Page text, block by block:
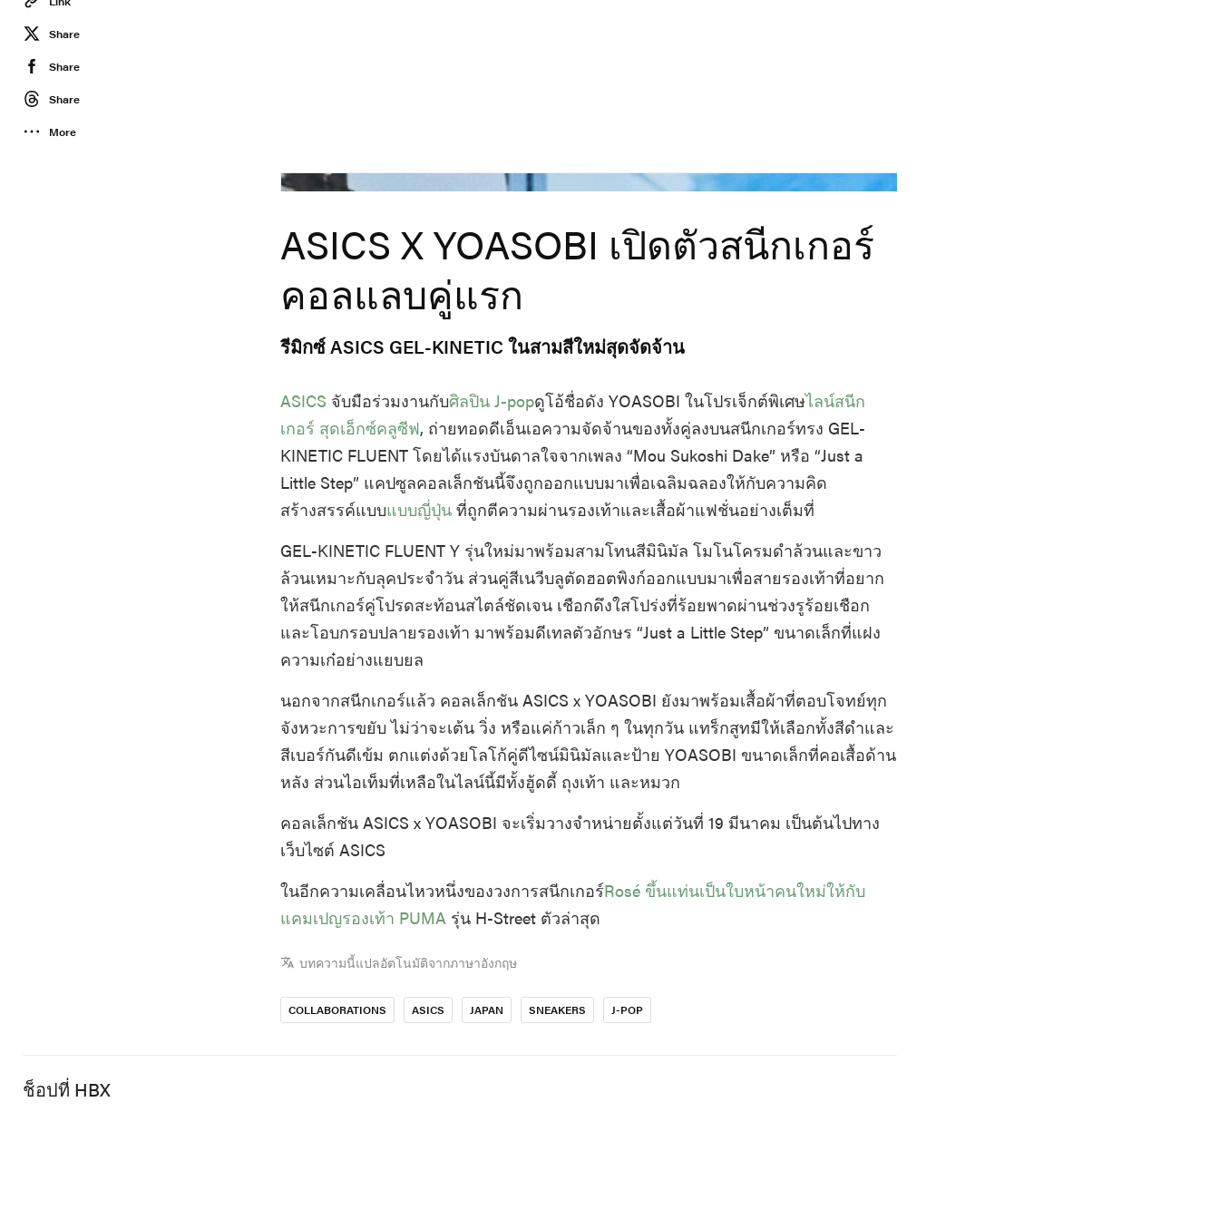
Share
Share
Share
More
Asics
ASICS X YOASOBI เปิดตัวสนีกเกอร์
คอลแลบคู่แรก
รีมิกซ์ ASICS GEL-KINETIC ในสามสีใหม่สุดจัดจ้าน
ASICS จับมือร่วมงานกับศิลปิน J-popดูโอ้ชื่อดัง YOASOBI ในโปรเจ็กต์พิเศษไลน์สนีก
เกอร์ สุดเอ็กซ์คลูซีฟ, ถ่ายทอดดีเอ็นเอความจัดจ้านของทั้งคู่ลงบนสนีกเกอร์ทรง GEL-
KINETIC FLUENT โดยได้แรงบันดาลใจจากเพลง “Mou Sukoshi Dake” หรือ “Just a
Little Step” แคปซูลคอลเล็กชันนี้จึงถูกออกแบบมาเพื่อเฉลิมฉลองให้กับความคิด
สร้างสรรค์แบบแบบญี่ปุ่น ที่ถูกตีความผ่านรองเท้าและเสื้อผ้าแฟชั่นอย่างเต็มที่
GEL-KINETIC FLUENT Y รุ่นใหม่มาพร้อมสามโทนสีมินิมัล โมโนโครมดำล้วนและขาว
ล้วนเหมาะกับลุคประจำวัน ส่วนคู่สีเนวีบลูตัดฮอตพิงก์ออกแบบมาเพื่อสายรองเท้าที่อยาก
ให้สนีกเกอร์คู่โปรดสะท้อนสไตล์ชัดเจน เชือกดึงใสโปร่งที่ร้อยพาดผ่านช่วงรูร้อยเชือก
และโอบกรอบปลายรองเท้า มาพร้อมดีเทลตัวอักษร “Just a Little Step” ขนาดเล็กที่แฝง
ความเก๋อย่างแยบยล
นอกจากสนีกเกอร์แล้ว คอลเล็กชัน ASICS x YOASOBI ยังมาพร้อมเสื้อผ้าที่ตอบโจทย์ทุก
จังหวะการขยับ ไม่ว่าจะเต้น วิ่ง หรือแค่ก้าวเล็ก ๆ ในทุกวัน แทร็กสูทมีให้เลือกทั้งสีดำและ
สีเบอร์กันดีเข้ม ตกแต่งด้วยโลโก้คู่ดีไซน์มินิมัลและป้าย YOASOBI ขนาดเล็กที่คอเสื้อด้าน
หลัง ส่วนไอเท็มที่เหลือในไลน์นี้มีทั้งฮู้ดดี้ ถุงเท้า และหมวก
คอลเล็กชัน ASICS x YOASOBI จะเริ่มวางจำหน่ายตั้งแต่วันที่ 19 มีนาคม เป็นต้นไปทาง
เว็บไซต์ ASICS
ในอีกความเคลื่อนไหวหนึ่งของวงการสนีกเกอร์Rosé ขึ้นแท่นเป็นใบหน้าคนใหม่ให้กับ
แคมเปญรองเท้า PUMA รุ่น H-Street ตัวล่าสุด
บทความนี้แปลอัตโนมัติจากภาษาอังกฤษ
COLLABORATIONS ASICS JAPAN SNEAKERS J-POP
ช็อปที่ HBX